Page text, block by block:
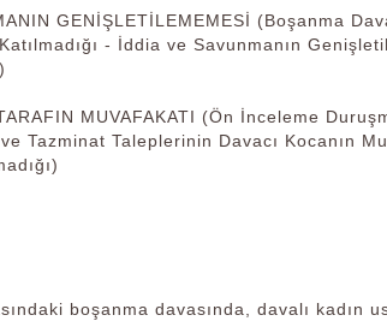
GENİŞLETİLEMEMESİ (Boşanma
- İddia ve Savunmanın
MUVAFAKATI (Ön İnceleme
Tazminat Taleplerinin Davacı Kocanın
boşanma davasında, davalı